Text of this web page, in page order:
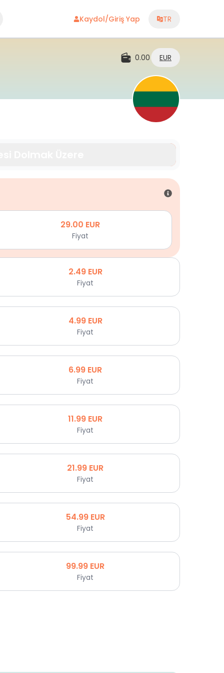
Kaydol/Giriş Yap TR
0.00 EUR
29.00 EUR
Fiyat
2.49 EUR
Fiyat
4.99 EUR
Fiyat
6.99 EUR
Fiyat
11.99 EUR
Fiyat
21.99 EUR
Fiyat
54.99 EUR
Fiyat
99.99 EUR
Fiyat